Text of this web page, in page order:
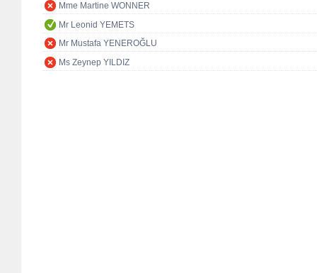
Mme Martine WONNER
Mr Leonid YEMETS
Mr Mustafa YENEROĞLU
Ms Zeynep YILDIZ